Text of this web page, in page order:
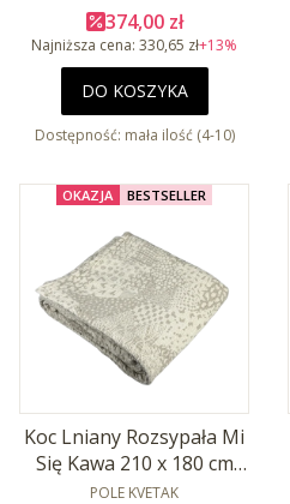
Cena promocyjna
374,00 zł
Najniższa cena: 330,65 zł+13%
DO KOSZYKA
Dostępność: mała ilość (4-10)
OKAZJA BESTSELLER
Koc Lniany Rozsypała Mi
Się Kawa 210 x 180 cm
Len 60% Baw 40%
PRODUCENT
POLE KVETAK